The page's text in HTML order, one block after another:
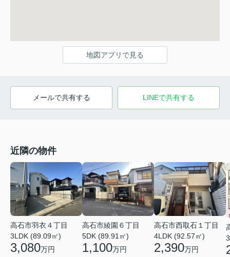
地図アプリで見る
メールで共有する LINEで共有する
近隣の物件
高石市羽衣４丁目
3LDK (89.09㎡)
3,080万円
高石市綾園６丁目
5DK (89.91㎡)
1,100万円
高石市西取石１丁目
4LDK (92.57㎡)
2,390万円